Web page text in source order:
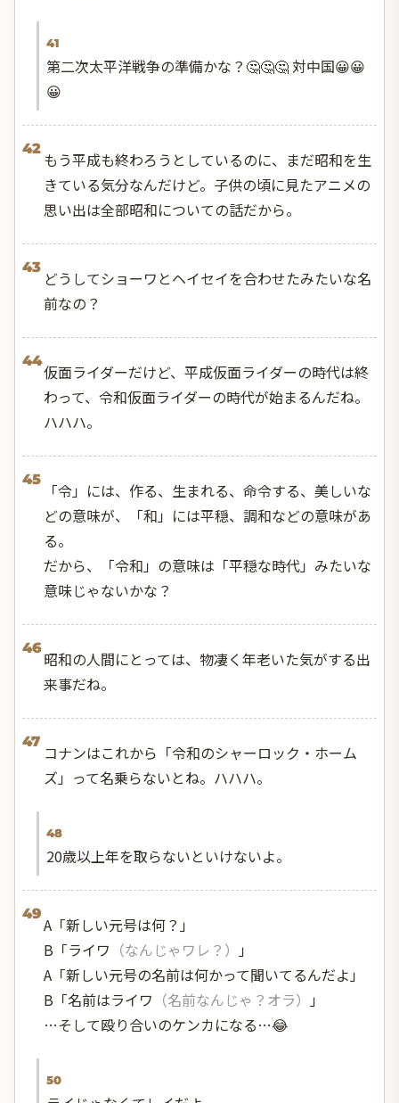
41
第二次太平洋戦争の準備かな？🤔🤔🤔 対中国😀😀
😀
42
もう平成も終わろうとしているのに、まだ昭和を生
きている気分なんだけど。子供の頃に見たアニメの
思い出は全部昭和についての話だから。
43
どうしてショーワとヘイセイを合わせたみたいな名
前なの？
44
仮面ライダーだけど、平成仮面ライダーの時代は終
わって、令和仮面ライダーの時代が始まるんだね。
ハハハ。
45
「令」には、作る、生まれる、命令する、美しいな
どの意味が、「和」には平穏、調和などの意味があ
る。
だから、「令和」の意味は「平穏な時代」みたいな
意味じゃないかな？
46
昭和の人間にとっては、物凄く年老いた気がする出
来事だね。
47
コナンはこれから「令和のシャーロック・ホーム
ズ」って名乗らないとね。ハハハ。
48
20歳以上年を取らないといけないよ。
49
A「新しい元号は何？」
B「ライワ （なんじゃワレ？） 」
A「新しい元号の名前は何かって聞いてるんだよ」
B「名前はライワ （名前なんじゃ？オラ） 」
…そして殴り合いのケンカになる…😂
50